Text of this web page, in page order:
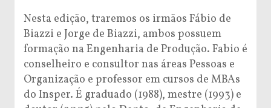
Nesta edição, traremos os irmãos Fábio de
Biazzi e Jorge de Biazzi, ambos possuem
formação na Engenharia de Produção. Fabio é
conselheiro e consultor nas áreas Pessoas e
Organização e professor em cursos de MBAs
do Insper. É graduado (1988), mestre (1993) e